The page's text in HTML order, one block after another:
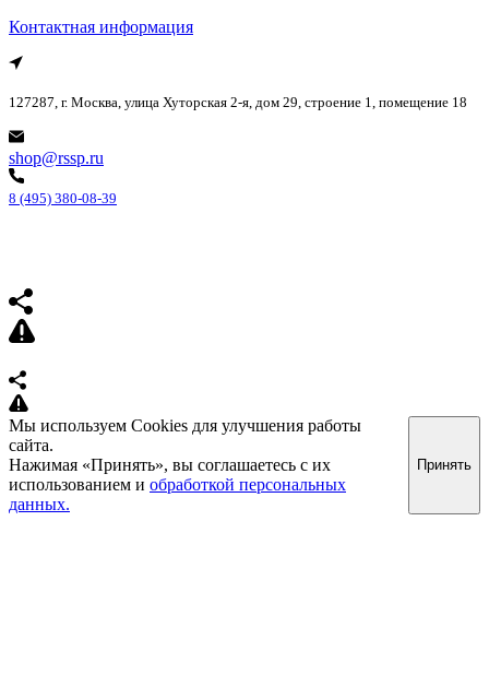
Контактная информация
127287, г. Москва, улица Хуторская 2-я, дом 29, строение 1, помещение 18
shop@rssp.ru
8 (495) 380-08-39
Мы используем Cookies для улучшения работы
сайта.
Нажимая «Принять», вы соглашаетесь с их
использованием и обработкой персональных
данных.
Принять